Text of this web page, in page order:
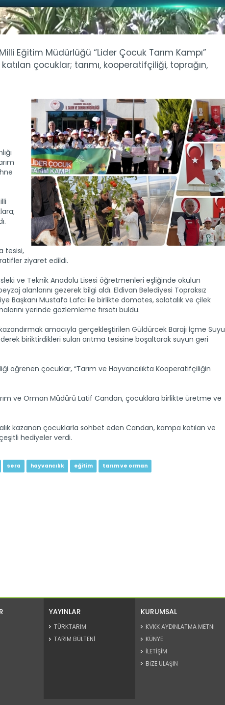
Eğitim Müdürlüğü “Lider Çocuk Tarım Kampı”
çocuklar; tarımı, kooperatifçiliği, toprağın,
tesisi,
ziyaret edildi.
ve Teknik Anadolu Lisesi öğretmenleri eşliğinde okulun
alanlarını gezerek bilgi aldı. Eldivan Belediyesi Topraksız
Başkanı Mustafa Lafcı ile birlikte domates, salatalık ve çilek
yerinde gözlemleme fırsatı buldu.
amacıyla gerçekleştirilen Güldürcek Barajı İçme Suyu
biriktirdikleri suları arıtma tesisine boşaltarak suyun geri
öğrenen çocuklar, “Tarım ve Hayvancılıkta Kooperatifçiliğin
ve Orman Müdürü Latif Candan, çocuklara birlikte üretme ve
kazanan çocuklarla sohbet eden Candan, kampa katılan ve
hediyeler verdi.
sera hayvancılık eğitim tarım ve orman
YAYINLAR
TÜRKTARIM
TARIM BÜLTENİ
KURUMSAL
KVKK AYDINLATMA METNİ
KÜNYE
İLETİŞİM
BİZE ULAŞIN